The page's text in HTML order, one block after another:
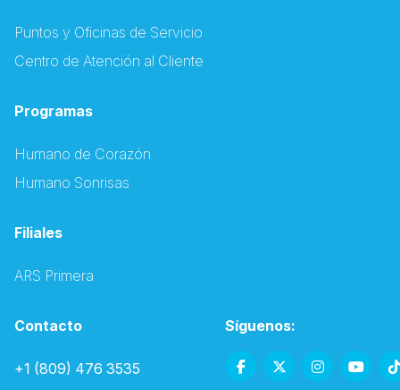
Puntos y Oficinas de Servicio
Centro de Atención al Cliente
Programas
Humano de Corazón
Humano Sonrisas
Filiales
ARS Primera
Contacto
+1 (809) 476 3535
Síguenos: